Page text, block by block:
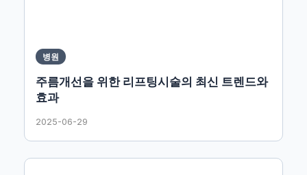
병원
주름개선을 위한 리프팅시술의 최신 트렌드와
효과
2025-06-29